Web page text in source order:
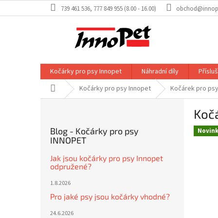
na
739 461 536, 777 849 955 (8.00 - 16.00)
Kočárky pro psy Innopet Náhradní díly
Domů Kočárky pro psy Innopet Kočárek pro
Blog - Kočárky pro psy
INNOPET
Jak jsou kočárky pro psy Innopet
odpružené?
1.8.2026
Pro jaké psy jsou kočárky vhodné?
24.6.2026